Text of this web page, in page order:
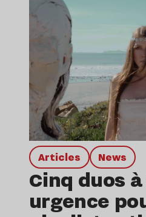
Articles news
Cinq duos
urgence